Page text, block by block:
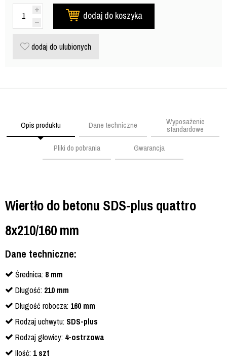
dodaj do koszyka
dodaj do ulubionych
Opis produktu Dane techniczne Wyposażenie
standardowe
Pliki do pobrania
Gwarancja
Wiertło do betonu SDS-plus quattro
8x210/160 mm
Dane techniczne:
Średnica: 8 mm
Długość: 210 mm
Długość robocza: 160 mm
Rodzaj uchwytu: SDS-plus
Rodzaj głowicy: 4-ostrzowa
Ilość: 1 szt